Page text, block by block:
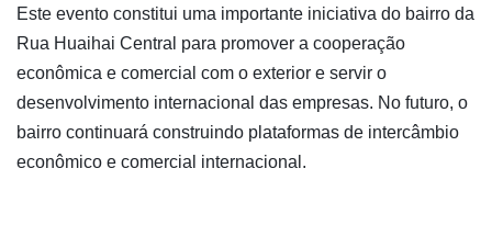
Este evento constitui uma importante iniciativa do bairro da
Rua Huaihai Central para promover a cooperação
econômica e comercial com o exterior e servir o
desenvolvimento internacional das empresas. No futuro, o
bairro continuará construindo plataformas de intercâmbio
econômico e comercial internacional.